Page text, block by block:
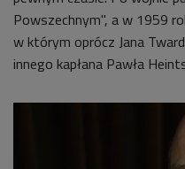
Powszechnym", a w 1959
w którym oprócz Jana
innego kapłana Pawła